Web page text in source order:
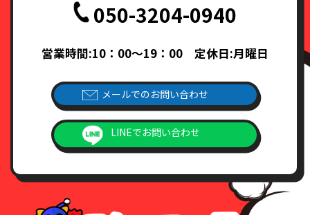
050-3204-0940
営業時間:10：00～19：00 定休日:月曜日
メールでのお問い合わせ
LINEでお問い合わせ